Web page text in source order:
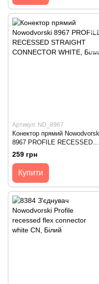
Артикул: ND_8967
Конектор прямий
8967 PROFILE RECESSED
STRAIGHT CONNECTOR
WHITE
259 грн
Купити